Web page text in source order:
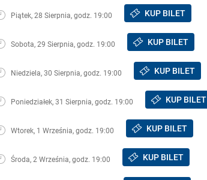
Piątek, 28 Sierpnia, godz. 19:00 KUP BILET
Sobota, 29 Sierpnia, godz. 19:00 KUP BILET
Niedziela, 30 Sierpnia, godz. 19:00 KUP BILET
Poniedziałek, 31 Sierpnia, godz. 19:00 KUP BILET
Wtorek, 1 Września, godz. 19:00 KUP BILET
Środa, 2 Września, godz. 19:00 KUP BILET